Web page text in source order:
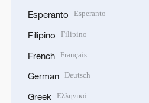
Esperanto Esperanto
Filipino Filipino
French Français
German Deutsch
Greek Ελληνικά